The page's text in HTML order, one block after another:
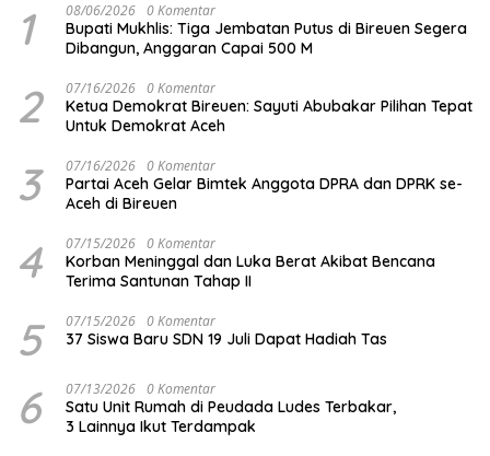
1 08/06/2026 0 Komentar
Bupati Mukhlis: Tiga Jembatan Putus di Bireuen Segera
Dibangun, Anggaran Capai 500 M
2 07/16/2026 0 Komentar
Ketua Demokrat Bireuen: Sayuti Abubakar Pilihan Tepat
Untuk Demokrat Aceh
3 07/16/2026 0 Komentar
Partai Aceh Gelar Bimtek Anggota DPRA dan DPRK se-
Aceh di Bireuen
4 07/15/2026 0 Komentar
Korban Meninggal dan Luka Berat Akibat Bencana
Terima Santunan Tahap II
5 07/15/2026 0 Komentar
37 Siswa Baru SDN 19 Juli Dapat Hadiah Tas
6 07/13/2026 0 Komentar
Satu Unit Rumah di Peudada Ludes Terbakar,
3 Lainnya Ikut Terdampak